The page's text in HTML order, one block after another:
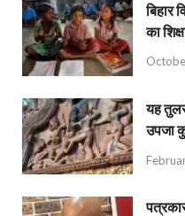
बिहार
का
यह
उपजा